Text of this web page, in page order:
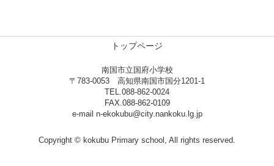
トップページ
南国市立国府小学校
〒783-0053 高知県南国市国分1201-1
TEL.088-862-0024
FAX.088-862-0109
e-mail n-ekokubu@city.nankoku.lg.jp
Copyright © kokubu Primary school, All rights reserved.